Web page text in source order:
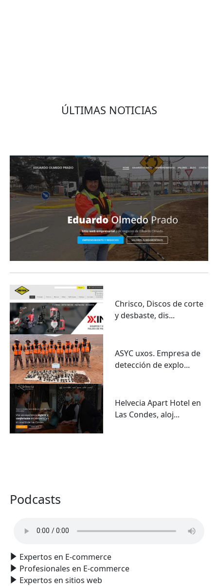
ÚLTIMAS NOTICIAS
Chrisco, Discos de corte
y desbaste, dis...
ASYC uxos. Empresa de
detección de explo...
Helvecia Apart Hotel en
Las Condes, aloj...
Podcasts
Expertos en E-commerce
Profesionales en E-commerce
Expertos en sitios web